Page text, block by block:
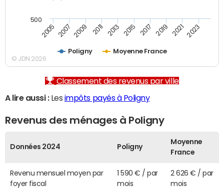
Poligny Moyenne France
2005 2007 2009 2011 2013 2015 2017 2019 2021 2023
500
© JDN 2026
Classement des revenus par ville
A lire aussi :Les impôts payés à Poligny
Revenus des ménages à Poligny
Données 2024 Poligny
Moyenne
France
Revenu mensuel moyen par
foyer fiscal
1 590 € / par
mois
2 626 € / par
mois